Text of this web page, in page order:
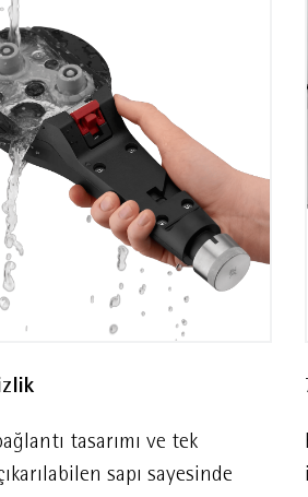
uygundur.
tasarımı ve tek
sapı sayesinde